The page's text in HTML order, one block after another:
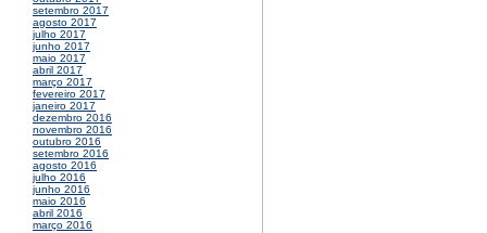
setembro 2017
agosto 2017
julho 2017
junho 2017
maio 2017
abril 2017
março 2017
fevereiro 2017
janeiro 2017
dezembro 2016
novembro 2016
outubro 2016
setembro 2016
agosto 2016
julho 2016
junho 2016
maio 2016
abril 2016
março 2016